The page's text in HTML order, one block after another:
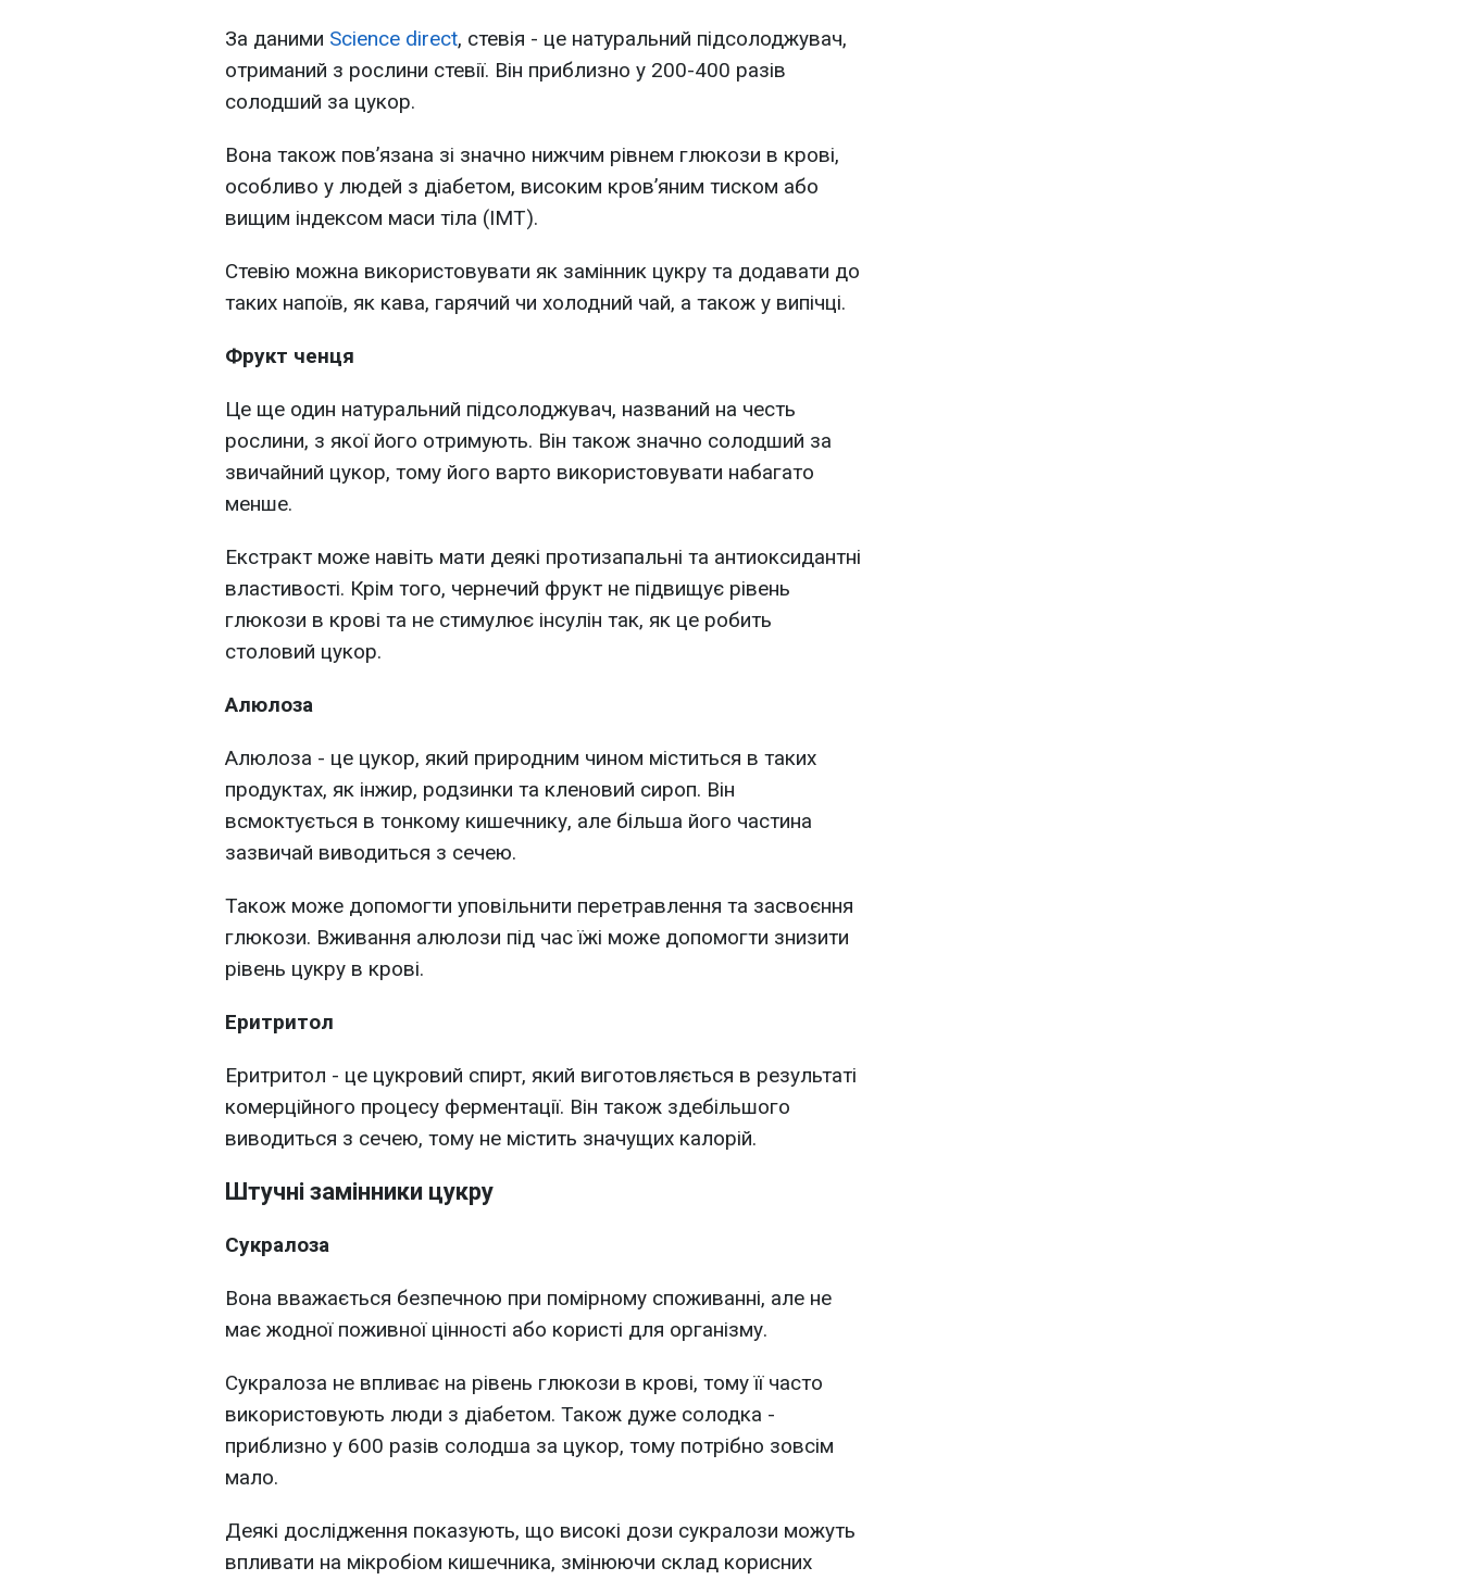
За даними Science direct, стевія - це натуральний підсолоджувач,
отриманий з рослини стевії. Він приблизно у 200-400 разів
солодший за цукор.
Вона також пов’язана зі значно нижчим рівнем глюкози в крові,
особливо у людей з діабетом, високим кров’яним тиском або
вищим індексом маси тіла (ІМТ).
Стевію можна використовувати як замінник цукру та додавати до
таких напоїв, як кава, гарячий чи холодний чай, а також у випічці.
Фрукт ченця
Це ще один натуральний підсолоджувач, названий на честь
рослини, з якої його отримують. Він також значно солодший за
звичайний цукор, тому його варто використовувати набагато
менше.
Екстракт може навіть мати деякі протизапальні та антиоксидантні
властивості. Крім того, чернечий фрукт не підвищує рівень
глюкози в крові та не стимулює інсулін так, як це робить
столовий цукор.
Алюлоза
Алюлоза - це цукор, який природним чином міститься в таких
продуктах, як інжир, родзинки та кленовий сироп. Він
всмоктується в тонкому кишечнику, але більша його частина
зазвичай виводиться з сечею.
Також може допомогти уповільнити перетравлення та засвоєння
глюкози. Вживання алюлози під час їжі може допомогти знизити
рівень цукру в крові.
Еритритол
Еритритол - це цукровий спирт, який виготовляється в результаті
комерційного процесу ферментації. Він також здебільшого
виводиться з сечею, тому не містить значущих калорій.
Штучні замінники цукру
Сукралоза
Вона вважається безпечною при помірному споживанні, але не
має жодної поживної цінності або користі для організму.
Сукралоза не впливає на рівень глюкози в крові, тому її часто
використовують люди з діабетом. Також дуже солодка -
приблизно у 600 разів солодша за цукор, тому потрібно зовсім
мало.
Деякі дослідження показують, що високі дози сукралози можуть
впливати на мікробіом кишечника, змінюючи склад корисних